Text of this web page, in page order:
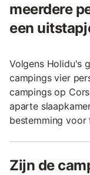
meerdere
een
Volgens Holidu's
campings vier
campings op
aparte
bestemming voor
Zijn de